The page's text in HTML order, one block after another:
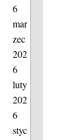
6
mar
zec
202
6
luty
202
6
styc